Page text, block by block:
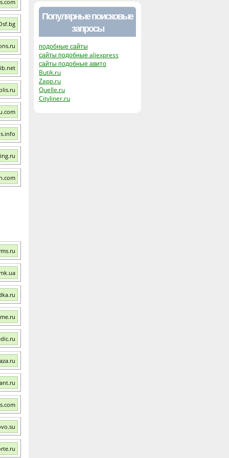
Популярные поисковые
запросы
подобные сайты
сайты подобные aliexpress
сайты подобные авито
Butik.ru
Zapp.ru
Quelle.ru
Cityliner.ru